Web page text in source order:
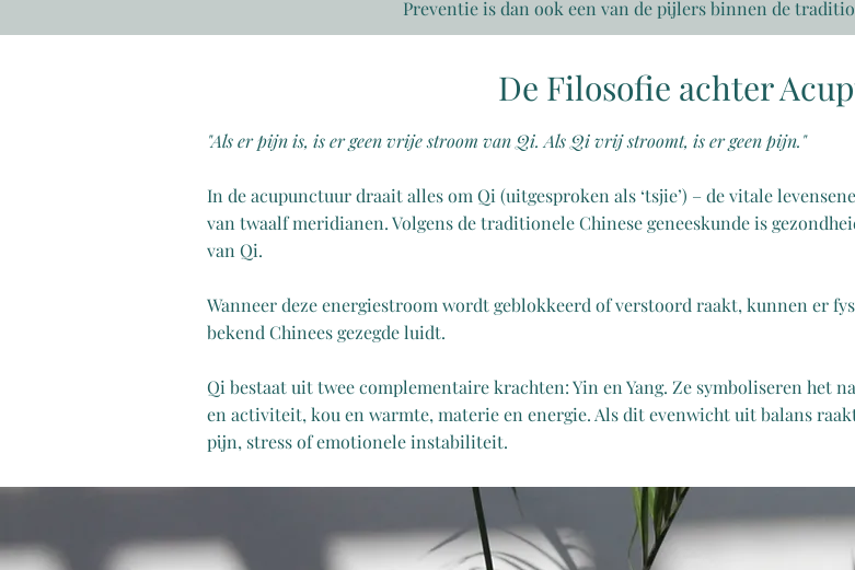
Preventie is dan ook een van de pijlers binnen de
De Filosofie achter
"Als er pijn is, is er geen vrije stroom van Qi. Als Qi vrij stroomt, is er geen pijn."
In de acupunctuur draait alles om Qi (uitgesproken als ‘tsjie’) – de vitale
van twaalf meridianen. Volgens de traditionele Chinese geneeskunde is
van Qi.
Wanneer deze energiestroom wordt geblokkeerd of verstoord raakt, kunnen er
bekend Chinees gezegde luidt.
Qi bestaat uit twee complementaire krachten: Yin en Yang. Ze symboliseren het
en activiteit, kou en warmte, materie en energie. Als dit evenwicht uit balans
pijn, stress of emotionele instabiliteit.